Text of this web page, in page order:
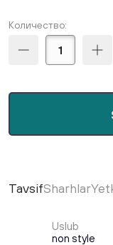
Количество:
TavsifSharhlar
Uslub
non style